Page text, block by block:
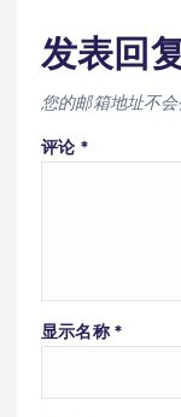
发表回
您的邮箱地址不会
评论 *
显示名称 *